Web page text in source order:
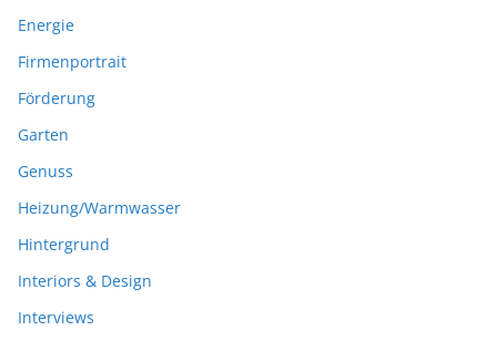
Energie
Firmenportrait
Förderung
Garten
Genuss
Heizung/Warmwasser
Hintergrund
Interiors & Design
Interviews